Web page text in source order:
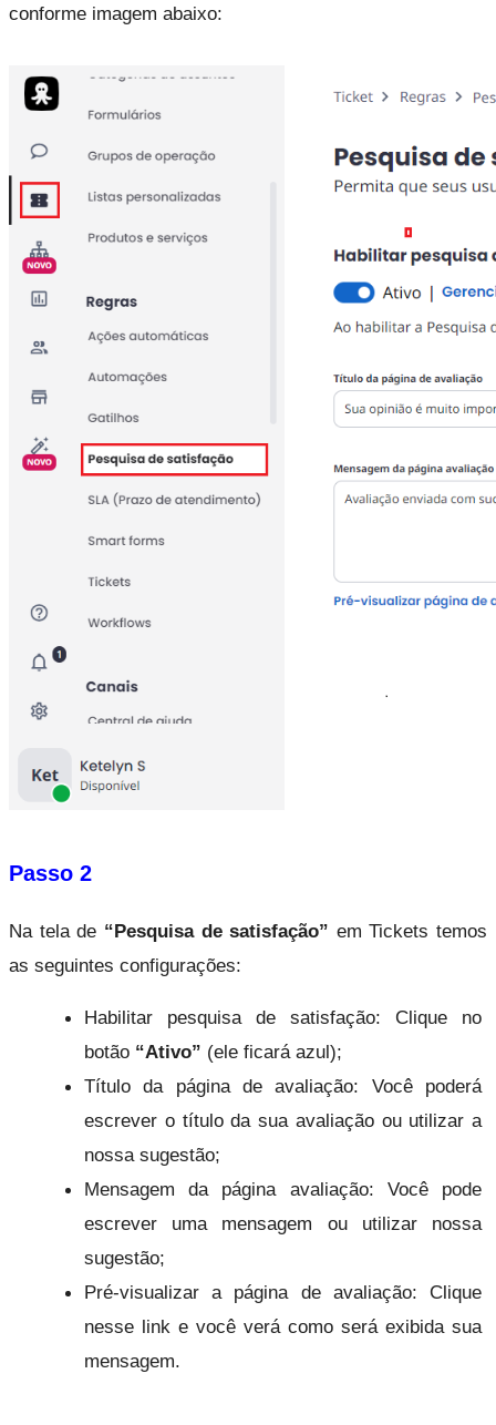
conforme imagem abaixo:
Passo 2
Na tela de “Pesquisa de satisfação” em Tickets temos
as seguintes configurações:
Habilitar pesquisa de satisfação: Clique no
botão “Ativo” (ele ficará azul);
Título da página de avaliação: Você poderá
escrever o título da sua avaliação ou utilizar a
nossa sugestão;
Mensagem da página avaliação: Você pode
escrever uma mensagem ou utilizar nossa
sugestão;
Pré-visualizar a página de avaliação: Clique
nesse link e você verá como será exibida sua
mensagem.